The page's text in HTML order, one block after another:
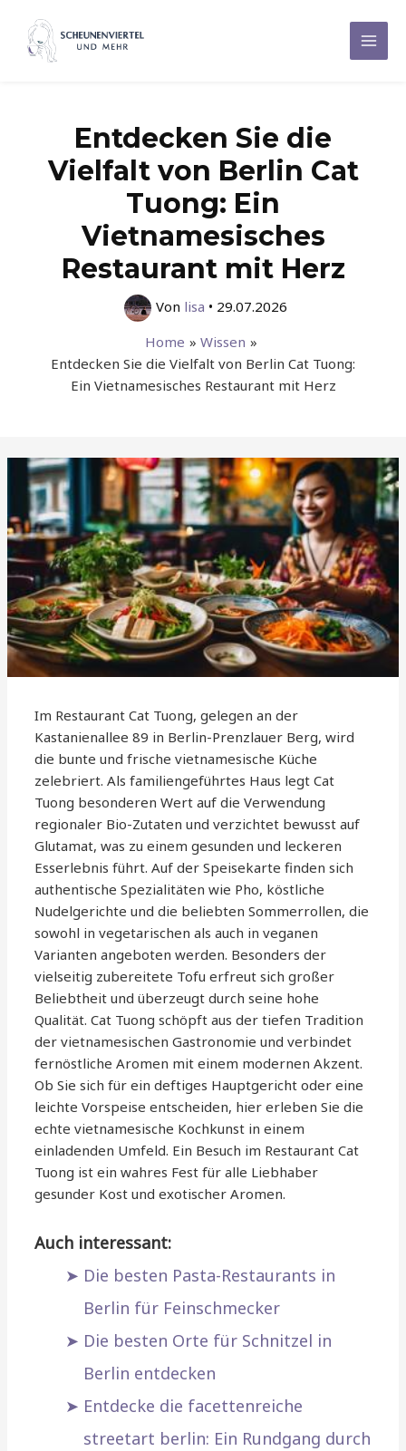
Inhalt
springen
Main
Entdecken Sie die
Vielfalt von Berlin Cat
Tuong: Ein
Vietnamesisches
Restaurant mit Herz
Von lisa • 29.07.2026
Home
Wissen
Entdecken Sie die Vielfalt von Berlin Cat Tuong:
Ein Vietnamesisches Restaurant mit Herz
Im Restaurant Cat Tuong, gelegen an der
Kastanienallee 89 in Berlin-Prenzlauer Berg, wird
die bunte und frische vietnamesische Küche
zelebriert. Als familiengeführtes Haus legt Cat
Tuong besonderen Wert auf die Verwendung
regionaler Bio-Zutaten und verzichtet bewusst auf
Glutamat, was zu einem gesunden und leckeren
Esserlebnis führt. Auf der Speisekarte finden sich
authentische Spezialitäten wie Pho, köstliche
Nudelgerichte und die beliebten Sommerrollen, die
sowohl in vegetarischen als auch in veganen
Varianten angeboten werden. Besonders der
vielseitig zubereitete Tofu erfreut sich großer
Beliebtheit und überzeugt durch seine hohe
Qualität. Cat Tuong schöpft aus der tiefen Tradition
der vietnamesischen Gastronomie und verbindet
fernöstliche Aromen mit einem modernen Akzent.
Ob Sie sich für ein deftiges Hauptgericht oder eine
leichte Vorspeise entscheiden, hier erleben Sie die
echte vietnamesische Kochkunst in einem
einladenden Umfeld. Ein Besuch im Restaurant Cat
Tuong ist ein wahres Fest für alle Liebhaber
gesunder Kost und exotischer Aromen.
Auch interessant:
Die besten Pasta-Restaurants in
Berlin für Feinschmecker
Die besten Orte für Schnitzel in
Berlin entdecken
Entdecke die facettenreiche
streetart berlin: Ein Rundgang durch